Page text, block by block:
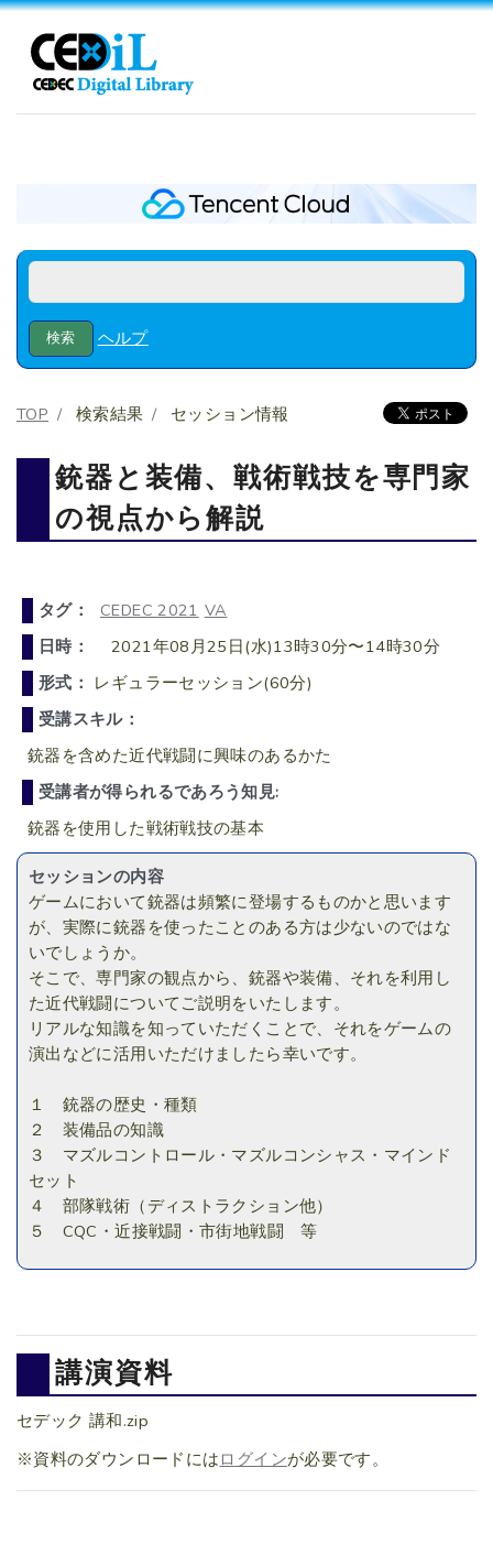
ヘルプ
TOP 検索結果 セッション情報
銃器と装備、戦術戦技を専門家
の視点から解説
タグ： CEDEC 2021 VA
日時：
2021年08月25日(水)13時30分〜14時30分
形式： レギュラーセッション(60分)
受講スキル：
銃器を含めた近代戦闘に興味のあるかた
受講者が得られるであろう知見:
銃器を使用した戦術戦技の基本
セッションの内容
ゲームにおいて銃器は頻繁に登場するものかと思います
が、実際に銃器を使ったことのある方は少ないのではな
いでしょうか。
そこで、専門家の観点から、銃器や装備、それを利用し
た近代戦闘についてご説明をいたします。
リアルな知識を知っていただくことで、それをゲームの
演出などに活用いただけましたら幸いです。
１ 銃器の歴史・種類
２ 装備品の知識
３ マズルコントロール・マズルコンシャス・マインド
セット
４ 部隊戦術（ディストラクション他）
５ CQC・近接戦闘・市街地戦闘 等
講演資料
セデック 講和.zip
※資料のダウンロードには ログインが必要です。